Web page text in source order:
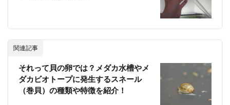
関連記事
それって貝の卵では？メダカ水槽やメ
ダカビオトープに発生するスネール
（巻貝）の種類や特徴を紹介！